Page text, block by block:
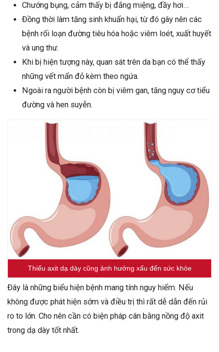
Chướng bụng, cảm thấy bị đắng miệng, đầy hơi…
Đồng thời làm tăng sinh khuẩn hại, từ đó gây nên các
bệnh rối loạn đường tiêu hóa hoặc viêm loét, xuất huyết
và ung thư.
Khi bị hiện tượng này, quan sát trên da bạn có thể thấy
những vết mẩn đỏ kèm theo ngứa.
Ngoài ra người bệnh còn bị viêm gan, tăng nguy cơ tiểu
đường và hen suyễn.
Thiếu axit dạ dày cũng ảnh hưởng xấu đến sức khỏe
Đây là những biểu hiện bệnh mang tính nguy hiểm. Nếu
không được phát hiện sớm và điều trị thì rất dễ dẫn đến rủi
ro to lớn. Cho nên cần có biện pháp cân bằng nồng độ axit
trong dạ dày tốt nhất.